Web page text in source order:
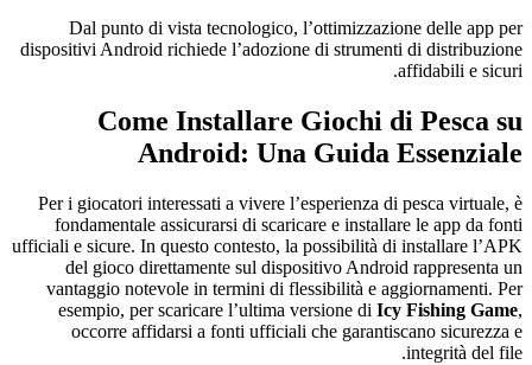
Dal punto di vista tecnologico, l’ottimizzazione delle app per
dispositivi Android richiede l’adozione di strumenti di distribuzione
affidabili e sicuri.
Come Installare Giochi di Pesca su
Android: Una Guida Essenziale
Per i giocatori interessati a vivere l’esperienza di pesca virtuale, è
fondamentale assicurarsi di scaricare e installare le app da fonti
ufficiali e sicure. In questo contesto, la possibilità di installare l’APK
del gioco direttamente sul dispositivo Android rappresenta un
vantaggio notevole in termini di flessibilità e aggiornamenti. Per
esempio, per scaricare l’ultima versione di Icy Fishing Game,
occorre affidarsi a fonti ufficiali che garantiscano sicurezza e
integrità del file.